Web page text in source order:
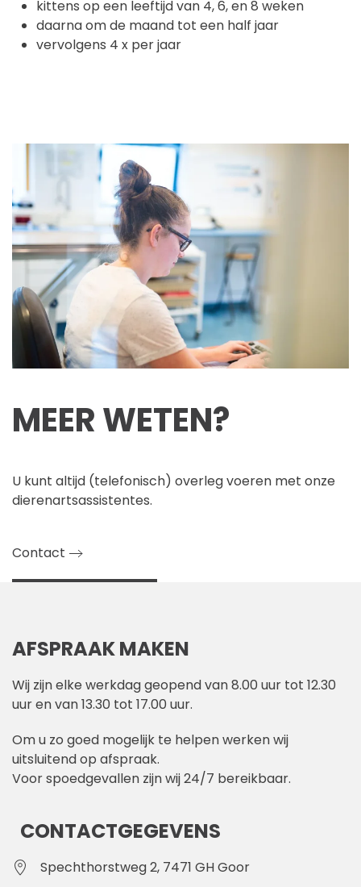
kittens op een leeftijd van 4, 6, en 8 weken
daarna om de maand tot een half jaar
vervolgens 4 x per jaar
MEER WETEN?
U kunt altijd (telefonisch) overleg voeren met onze
dierenartsassistentes.
Contact
AFSPRAAK MAKEN
Wij zijn elke werkdag geopend van 8.00 uur tot 12.30
uur en van 13.30 tot 17.00 uur.
Om u zo goed mogelijk te helpen werken wij
uitsluitend op afspraak.
Voor spoedgevallen zijn wij 24/7 bereikbaar.
CONTACTGEGEVENS
Spechthorstweg 2, 7471 GH Goor